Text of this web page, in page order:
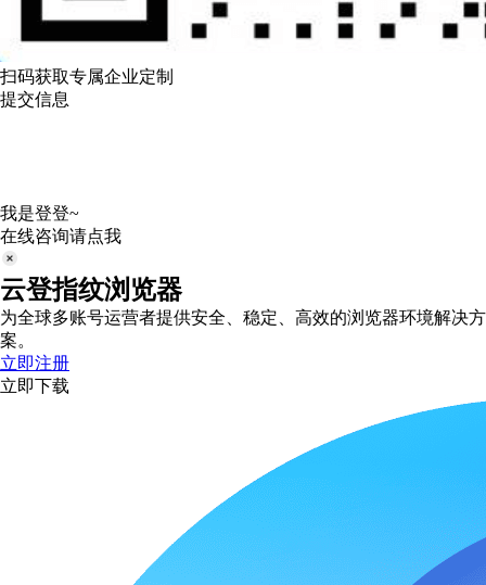
扫码获取专属企业定制
提交信息
我是登登~
在线咨询请点我
云登指纹浏览器
为全球多账号运营者提供安全、稳定、高效的浏览器环境解决方
案。
立即注册
立即下载